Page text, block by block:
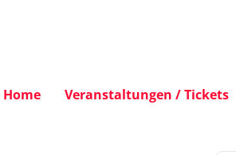
Home Veranstaltungen / Tickets